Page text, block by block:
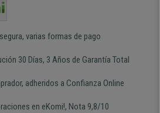
varias formas de pago
30 Días, 3 Años de Garantía Total
adheridos a Confianza Online
en eKomi!, Nota 9,8/10